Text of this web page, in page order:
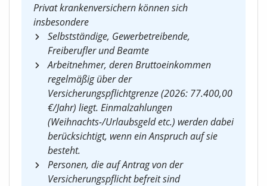
Privat krankenversichern können sich
insbesondere
Selbstständige, Gewerbetreibende,
Freiberufler und Beamte
Arbeitnehmer, deren Bruttoeinkommen
regelmäßig über der
Versicherungspflichtgrenze (2026: 77.400,00
€/Jahr) liegt. Einmalzahlungen
(Weihnachts-/Urlaubsgeld etc.) werden dabei
berücksichtigt, wenn ein Anspruch auf sie
besteht.
Personen, die auf Antrag von der
Versicherungspflicht befreit sind